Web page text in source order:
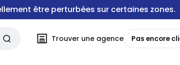
être perturbées sur certaines zones.
Trouver une agence Pas encore